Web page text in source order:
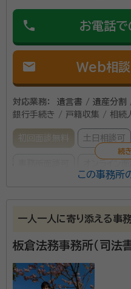
phone お電話で
mail Web相談
対応業務：
遺言書 / 遺産分割
銀行手続き / 戸籍収集 / 相続
初回面談無料 土日相談可
大友 康生
終活カウンセラー、
経歴： 商店の二代目として生まれ
折りの先生の元で最新の知識とノ
モットーご依頼人様と手を取り合
とをお約束します。 相続・遺言・生前対策専門の行政書士。インターネット
事務所口コミ（抜粋）：
この事務所
一人一人に寄り添える事
板倉法務事務所（司法